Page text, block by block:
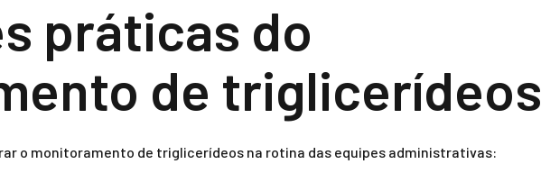
práticas do
de triglicerídeos
o monitoramento de triglicerídeos na rotina das equipes administrativas: